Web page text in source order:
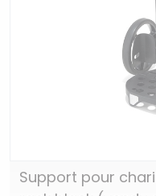
Support pour